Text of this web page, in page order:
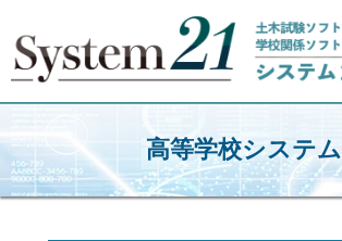
高等学校システム